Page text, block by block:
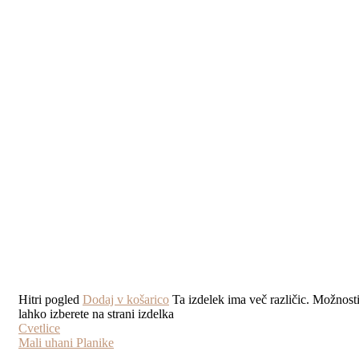
Hitri pogled Dodaj v košarico Ta izdelek ima več različic. Možnosti
lahko izberete na strani izdelka
Cvetlice
Mali uhani Planike